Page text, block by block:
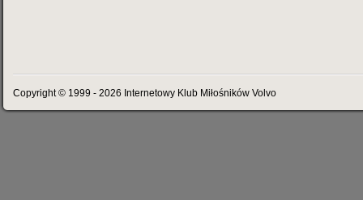
Copyright © 1999 - 2026 Internetowy Klub Miłośników Volvo